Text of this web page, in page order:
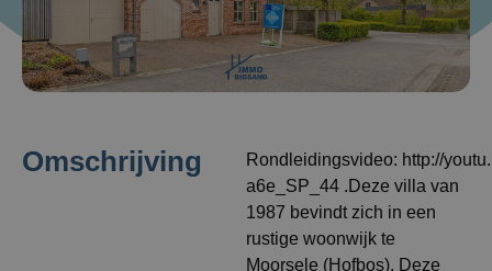
Omschrijving
Rondleidingsvideo: http://
a6e_SP_44 .Deze villa van
1987 bevindt zich in een
rustige woonwijk te
Moorsele (Hofbos). Deze